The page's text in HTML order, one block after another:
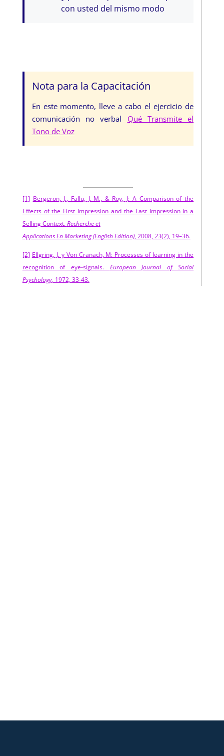
con usted del mismo modo
Nota para la Capacitación
En este momento, lleve a cabo el ejercicio de
comunicación no verbal Qué Transmite el
Tono de Voz
[1] Bergeron, J., Fallu, J.-M., & Roy, J: A Comparison of the
Effects of the First Impression and the Last Impression in a
Selling Context.Recherche et
Applications En Marketing (English Edition), 2008,23(2), 19–36.
[2] Ellgring, J. y Von Cranach, M: Processes of learning in the
recognition of eye-signals. European
Journal of Social
Psychology, 1972, 33-43.